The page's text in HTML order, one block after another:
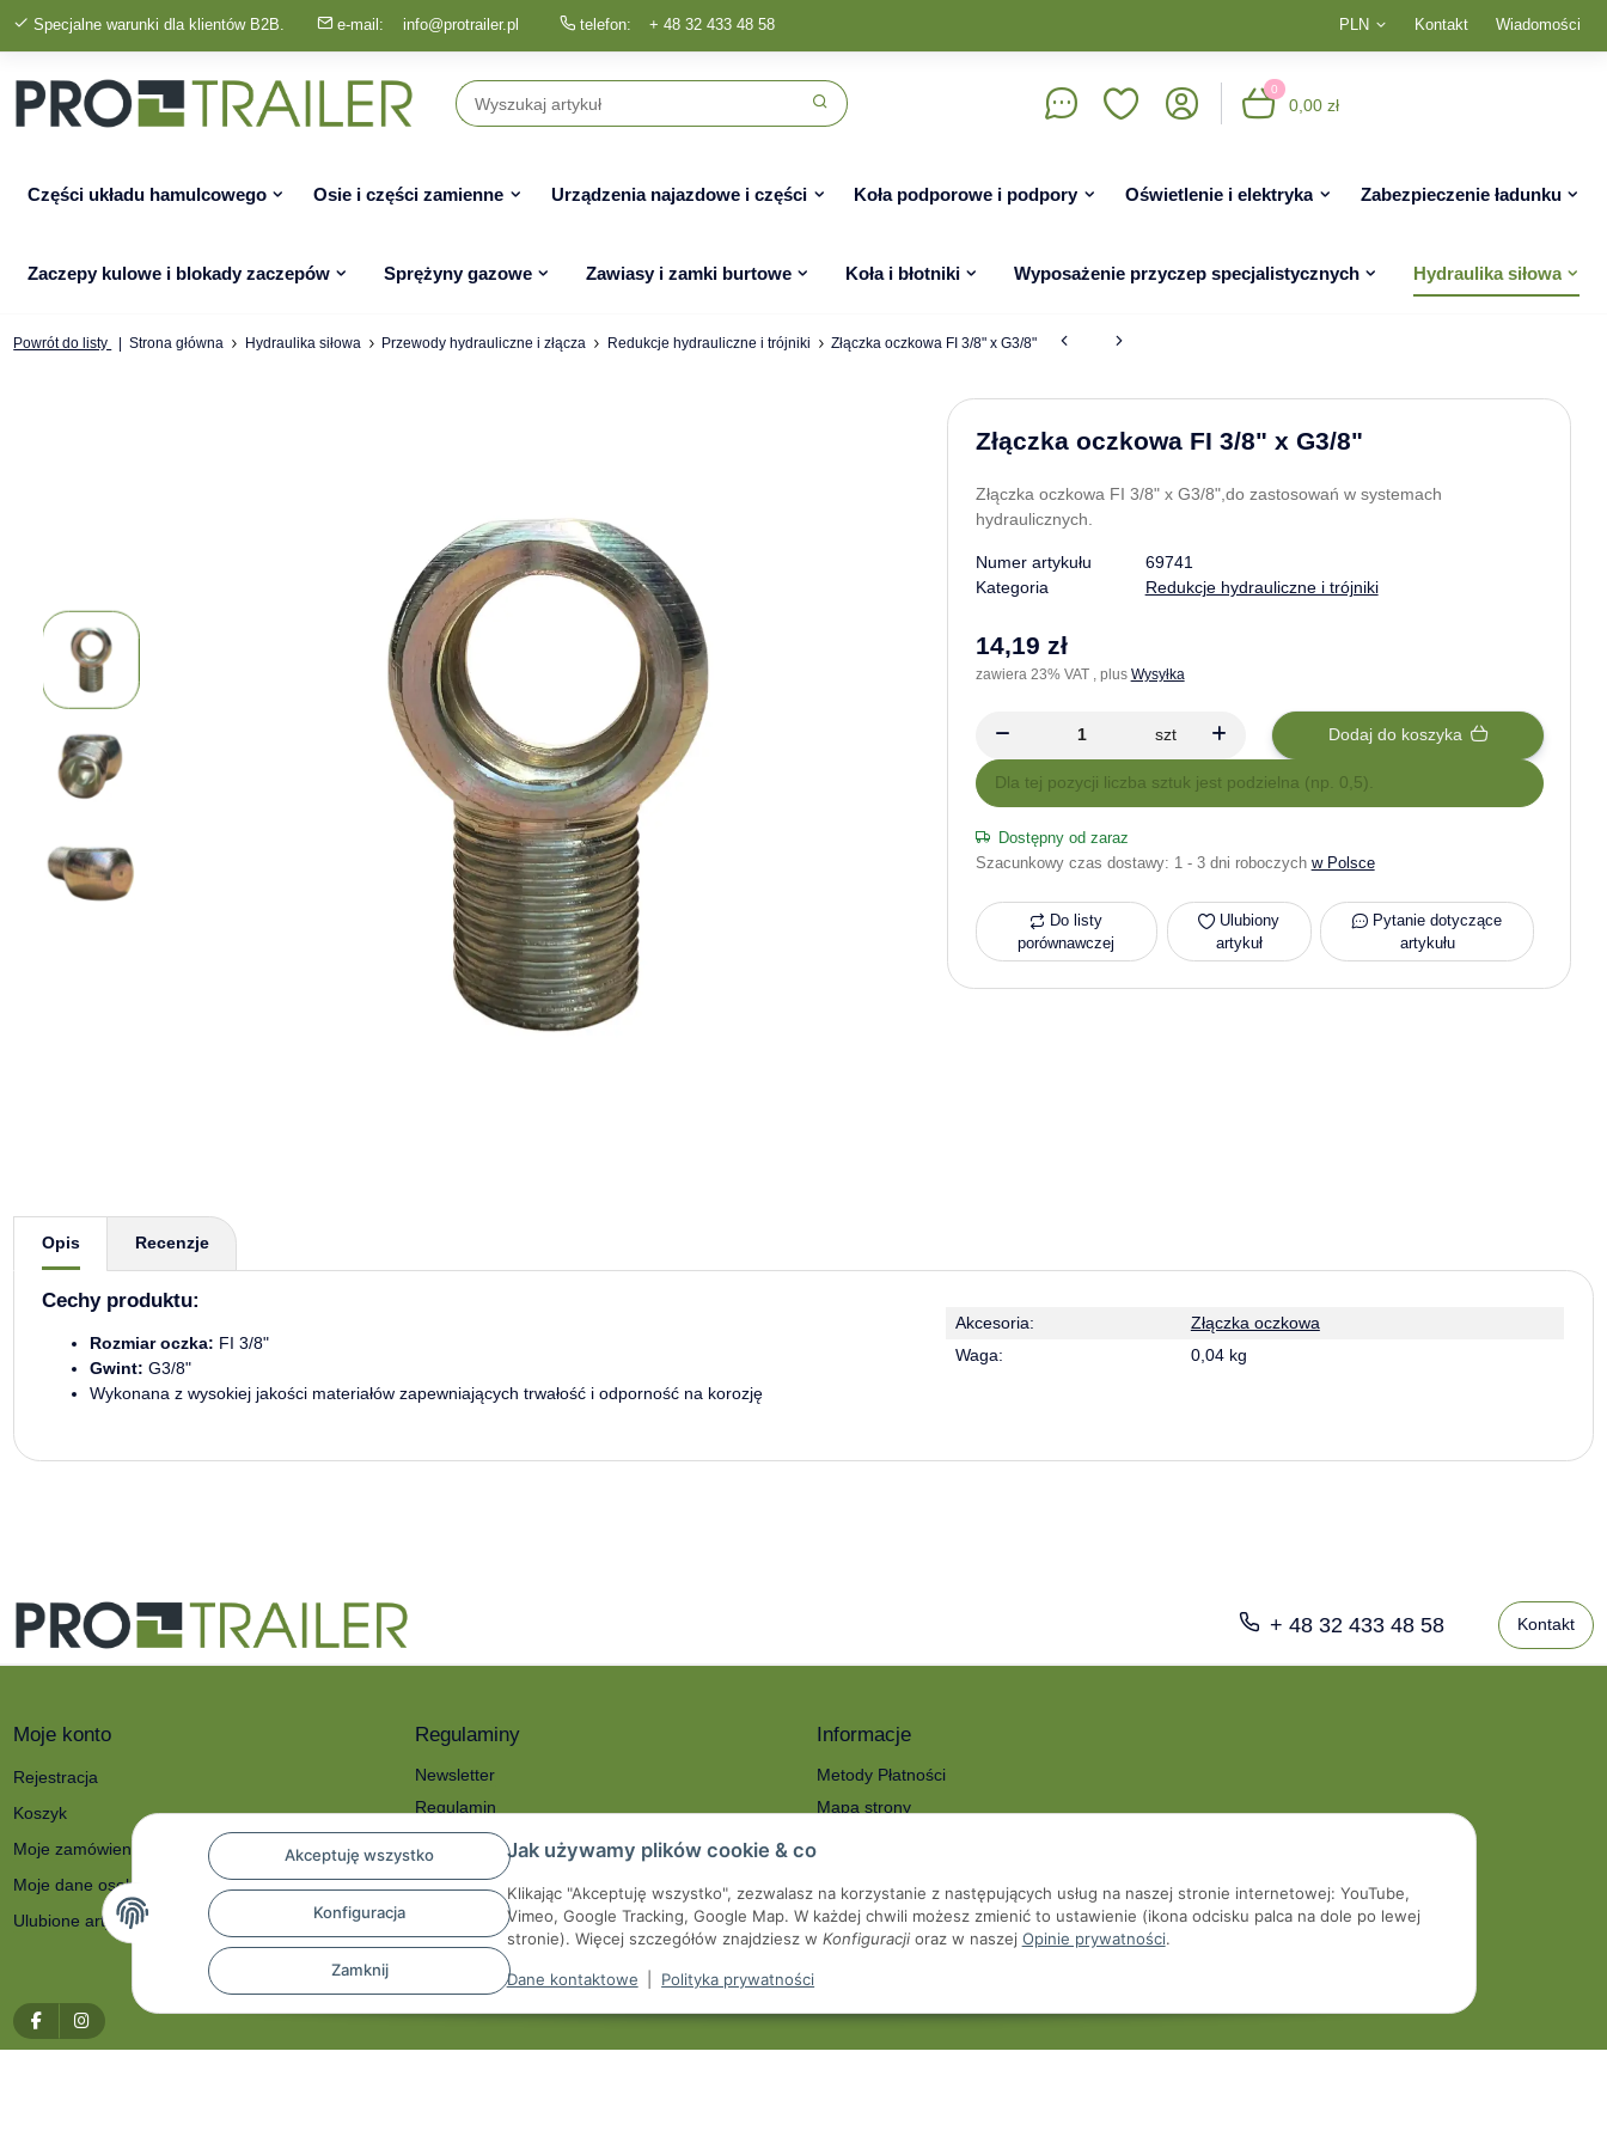
Akceptuję wszystko
Konfiguracja
Zamknij
Jak używamy plików cookie & co
Klikając "Akceptuję wszystko", zezwalasz na korzystanie z następujących usług na naszej stronie internetowej: YouTube,
Vimeo, Google Tracking, Google Map. W każdej chwili możesz zmienić to ustawienie (ikona odcisku palca na dole po lewej
stronie). Więcej szczegółów znajdziesz w Konfiguracjioraz w naszej Opinie prywatności.
Dane kontaktowe Polityka prywatności
PLN Kontakt Wiadomości
Specjalne warunki dla klientów B2B. e-mail: info@protrailer.pl telefon: + 48 32 433 48 58
0
0,00 zł
Części układu hamulcowego Osie i części zamienne Urządzenia najazdowe i części Koła podporowe i podpory Oświetlenie i elektryka Zabezpieczenie ładunku
Zaczepy kulowe i blokady zaczepów Sprężyny gazowe Zawiasy i zamki burtowe Koła i błotniki Wyposażenie przyczep specjalistycznych Hydraulika siłowa
Powrót do listy Strona główna Hydraulika siłowa Przewody hydrauliczne i złącza Redukcje hydrauliczne i trójniki Złączka oczkowa FI 3/8" x G3/8"
Złączka oczkowa FI 3/8" x G3/8"
Złączka oczkowa FI 3/8" x G3/8",do zastosowań w systemach
hydraulicznych.
Numer artykułu
69741
Kategoria
Redukcje hydrauliczne i trójniki
14,19 zł
zawiera 23% VAT , plus Wysyłka
szt Dodaj do koszyka
x
Dla tej pozycji liczba sztuk jest podzielna (np. 0,5).
Dostępny od zaraz
Szacunkowy czas dostawy: 1 - 3 dni roboczych w Polsce
Do listy
porównawczej
Ulubiony
artykuł
Pytanie dotyczące
artykułu
Opis
Recenzje
Cechy produktu:
Rozmiar oczka: FI 3/8"
Gwint: G3/8"
Wykonana z wysokiej jakości materiałów zapewniających trwałość i odporność na korozję
Akcesoria:
Złączka oczkowa
Waga:
0,04 kg
+ 48 32 433 48 58 Kontakt
Moje konto
Rejestracja
Koszyk
Moje zamówienia
Moje dane osobowe
Ulubione artykuły
Regulaminy
Newsletter
Regulamin
Polityka prywatności
Reklamacje i zwroty
Dane kontaktowe
Prawo do odstąpienia od umowy
Informacje
Metody Płatności
Mapa strony
Serwis